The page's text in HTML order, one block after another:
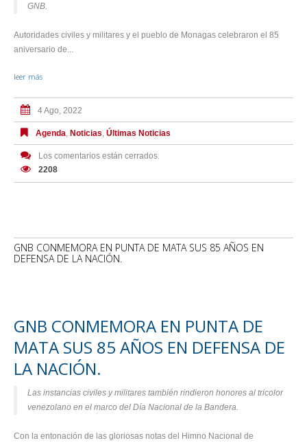
GNB.
Autoridades civiles y militares y el pueblo de Monagas celebraron el 85
aniversario de...
leer más
4 Ago, 2022
Agenda, Noticias, Últimas Noticias
Los comentarios están cerrados.
2208
GNB CONMEMORA EN PUNTA DE MATA SUS 85 AÑOS EN
DEFENSA DE LA NACIÓN.
GNB CONMEMORA EN PUNTA DE
MATA SUS 85 AÑOS EN DEFENSA DE
LA NACIÓN.
Las instancias civiles y militares también rindieron honores al tricolor
venezolano en el marco del Día Nacional de la Bandera.
Con la entonación de las gloriosas notas del Himno Nacional de